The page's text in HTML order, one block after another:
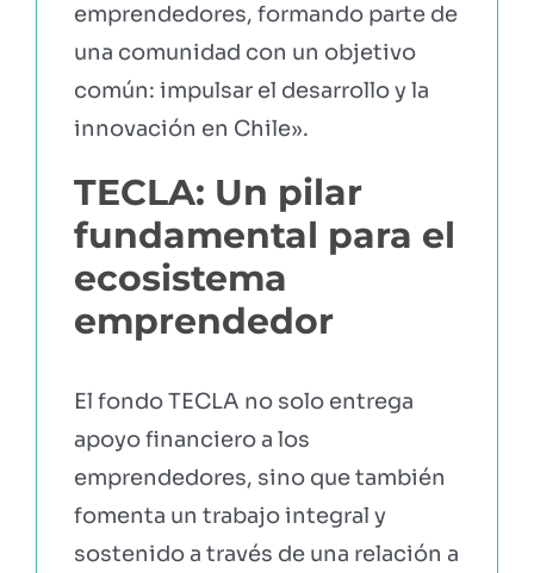
emprendedores, formando parte de
una comunidad con un objetivo
común: impulsar el desarrollo y la
innovación en Chile».
TECLA: Un pilar
fundamental para el
ecosistema
emprendedor
El fondo TECLA no solo entrega
apoyo financiero a los
emprendedores, sino que también
fomenta un trabajo integral y
sostenido a través de una relación a